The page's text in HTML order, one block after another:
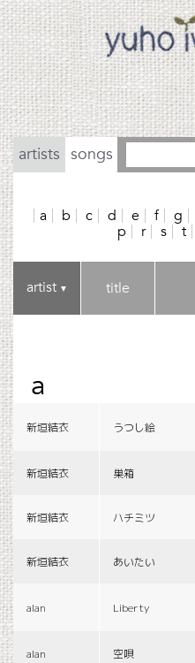
artists songs
a b c d e f g
p
r s t
artist▼ title
a
新垣結衣 うつし絵
新垣結衣 巣箱
新垣結衣 ハチミツ
新垣結衣 あいたい
alan Liberty
alan 空唄